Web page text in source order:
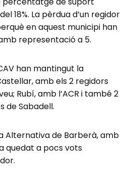
18%. La pèrdua d’un regidor
en aquest municipi han
representació a 5.
han mantingut la
amb els 2 regidors
Rubí, amb l’ACR i també 2
de Sabadell.
Alternativa de Barberà, amb
quedat a pocs vots